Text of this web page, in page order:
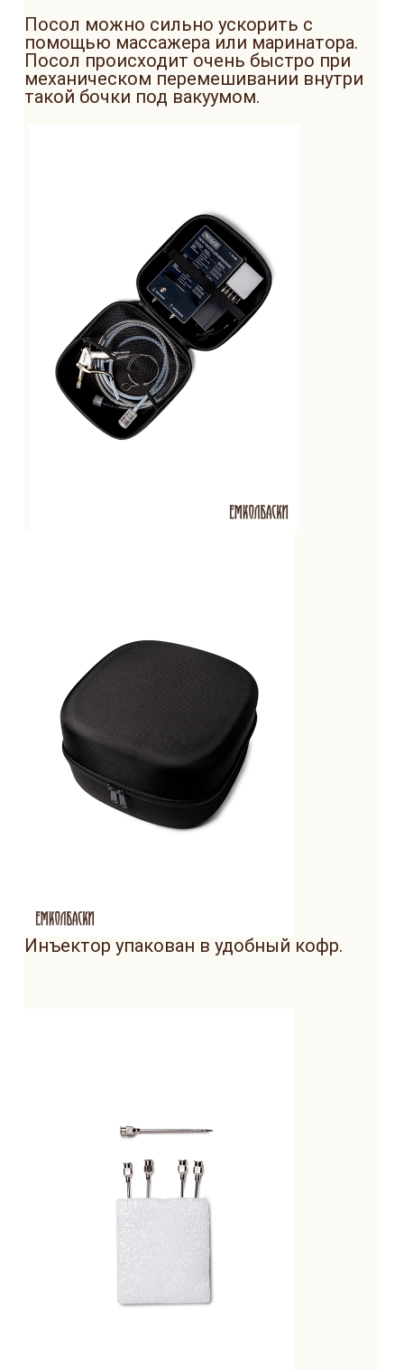
Посол можно сильно ускорить с
помощью массажера или маринатора.
Посол происходит очень быстро при
механическом перемешивании внутри
такой бочки под вакуумом.
Инъектор упакован в удобный кофр.